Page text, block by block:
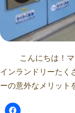
こんにちは！マ
インランドリーたく
ーの意外なメリット